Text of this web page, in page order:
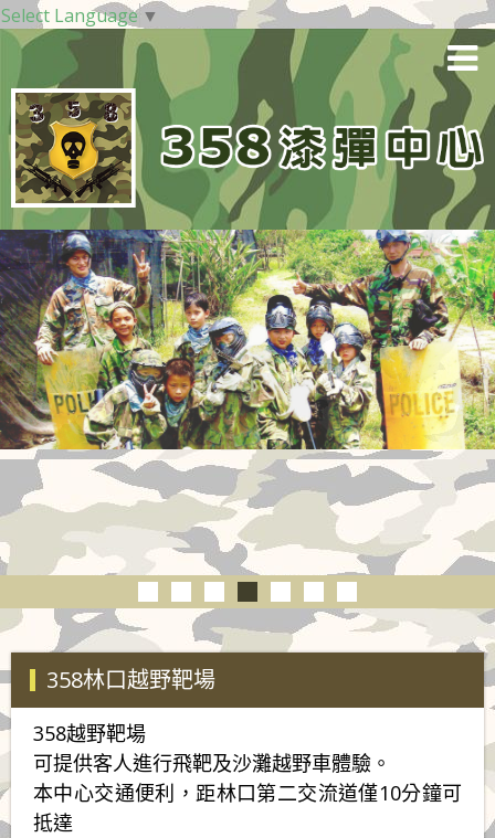
Select Language ▼
358林口越野靶場
358越野靶場
可提供客人進行飛靶及沙灘越野車體驗。
本中心交通便利，距林口第二交流道僅10分鐘可
抵達